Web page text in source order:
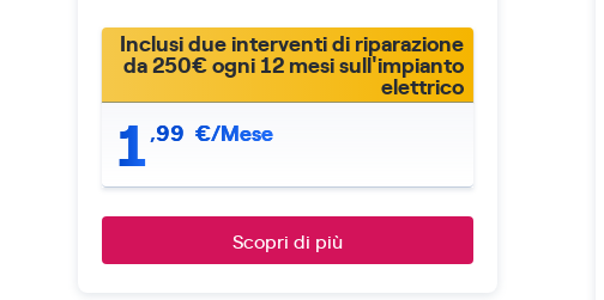
Inclusi due interventi di riparazione
da 250€ ogni 12 mesi sull'impianto
elettrico
1 ,99 €/Mese
Scopri di più